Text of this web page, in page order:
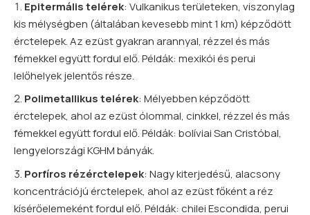
Epitermális telérek: Vulkanikus területeken, viszonylag
kis mélységben (általában kevesebb mint 1 km) képződött
érctelepek. Az ezüst gyakran arannyal, rézzel és más
fémekkel együtt fordul elő. Példák: mexikói és perui
lelőhelyek jelentős része.
Polimetallikus telérek: Mélyebben képződött
érctelepek, ahol az ezüst ólommal, cinkkel, rézzel és más
fémekkel együtt fordul elő. Példák: bolíviai San Cristóbal,
lengyelországi KGHM bányák.
Porfíros rézérctelepek: Nagy kiterjedésű, alacsony
koncentrációjú érctelepek, ahol az ezüst főként a réz
kísérőelemeként fordul elő. Példák: chilei Escondida, perui